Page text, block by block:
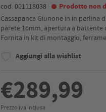
cod. 001118038 Prodotto non
Cassapanca Giunone in in perlina
parete 16mm, apertura a
Fornita in kit di montaggio,
Aggiungi alla wishlist
€289,99
Prezzo iva inclusa